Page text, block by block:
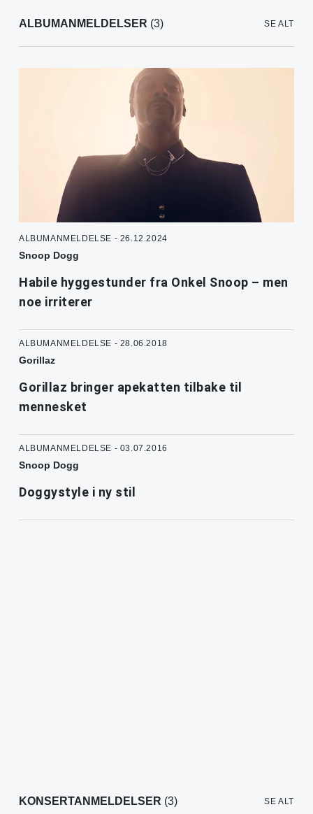
ALBUMANMELDELSER (3) SE ALT
ALBUMANMELDELSE - 26.12.2024
Snoop Dogg
Habile hyggestunder fra Onkel Snoop – men
noe irriterer
ALBUMANMELDELSE - 28.06.2018
Gorillaz
Gorillaz bringer apekatten tilbake til
mennesket
ALBUMANMELDELSE - 03.07.2016
Snoop Dogg
Doggystyle i ny stil
KONSERTANMELDELSER (3) SE ALT